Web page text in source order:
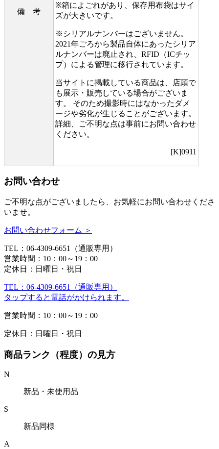
備 考
※箱によごれがあり、保存用布袋はサイ
ズが大きいです。
※シリアルナンバーはございません。
2021年ごろから製品自体にあったシリア
ルナンバーは廃止され、RFID（ICチッ
プ）による管理に移行されています。
当サイトに掲載している商品は、店頭で
も展示・販売している場合がございま
す。 そのため撮影時にはなかったダメ
ージや劣化が生じることがございます。
詳細、ご不明な点は事前にお問い合わせ
ください。
[K]0911
お問い合わせ
ご不明な点がございましたら、お気軽にお問い合わせくださ
いませ。
お問い合わせフォーム ＞
TEL：06-4309-6651（通販専用）
営業時間：10：00～19：00
定休日：日曜日・祝日
TEL：06-4309-6651（通販専用）
タップすると電話がかけられます。
営業時間：10：00～19：00
定休日：日曜日・祝日
商品ランク（程度）の見方
N
新品・未使用品
S
新品同様
A